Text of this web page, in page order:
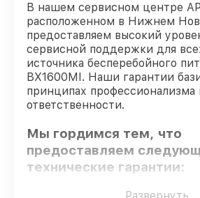
В нашем сервисном центре
расположенном в Нижнем
предоставляем высокий
сервисной поддержки для
источника бесперебойного
BX1600MI. Наши гарантии
принципах профессионализма
ответственности.
Мы гордимся тем, что
предоставляем
технические гарантии: